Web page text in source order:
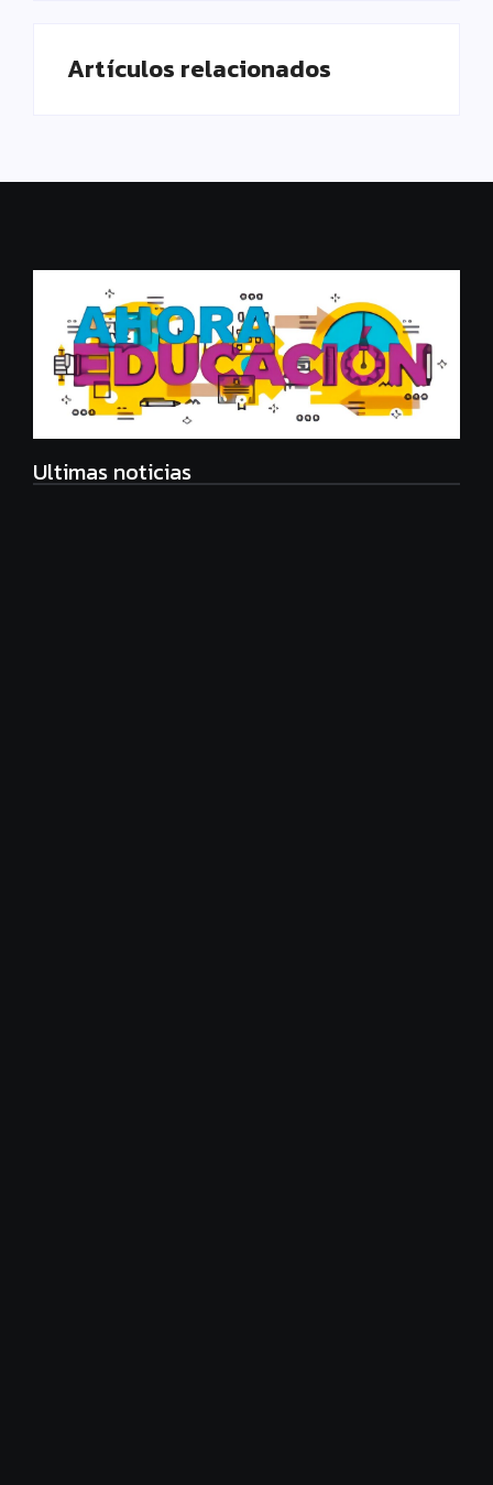
Artículos relacionados
Ultimas noticias